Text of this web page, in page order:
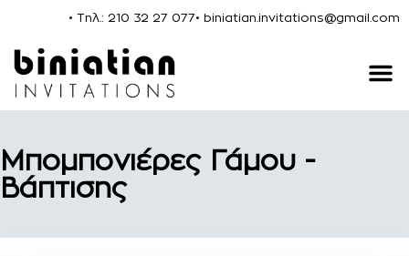
• Τηλ.: 210 32 27 077• biniatian.invitations@gmail.com
Μπομπονιέρες Γάμου -
Βάπτισης